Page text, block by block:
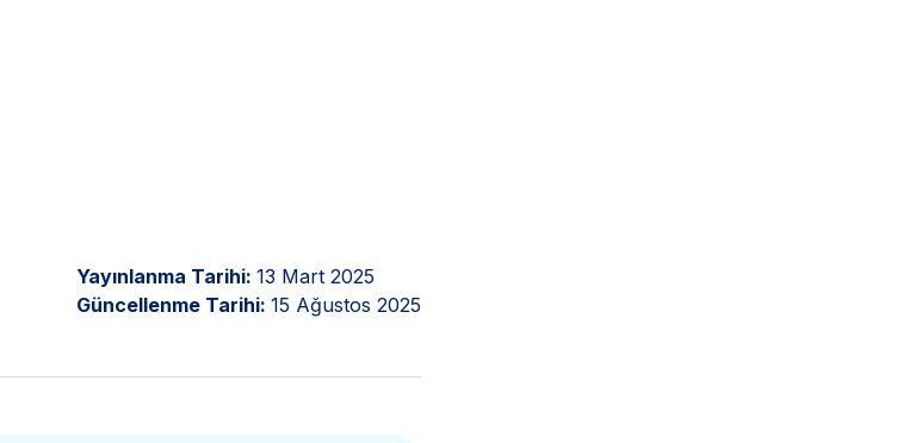
Yayınlanma Tarihi: 13 Mart 2025
Güncellenme Tarihi: 15 Ağustos 2025